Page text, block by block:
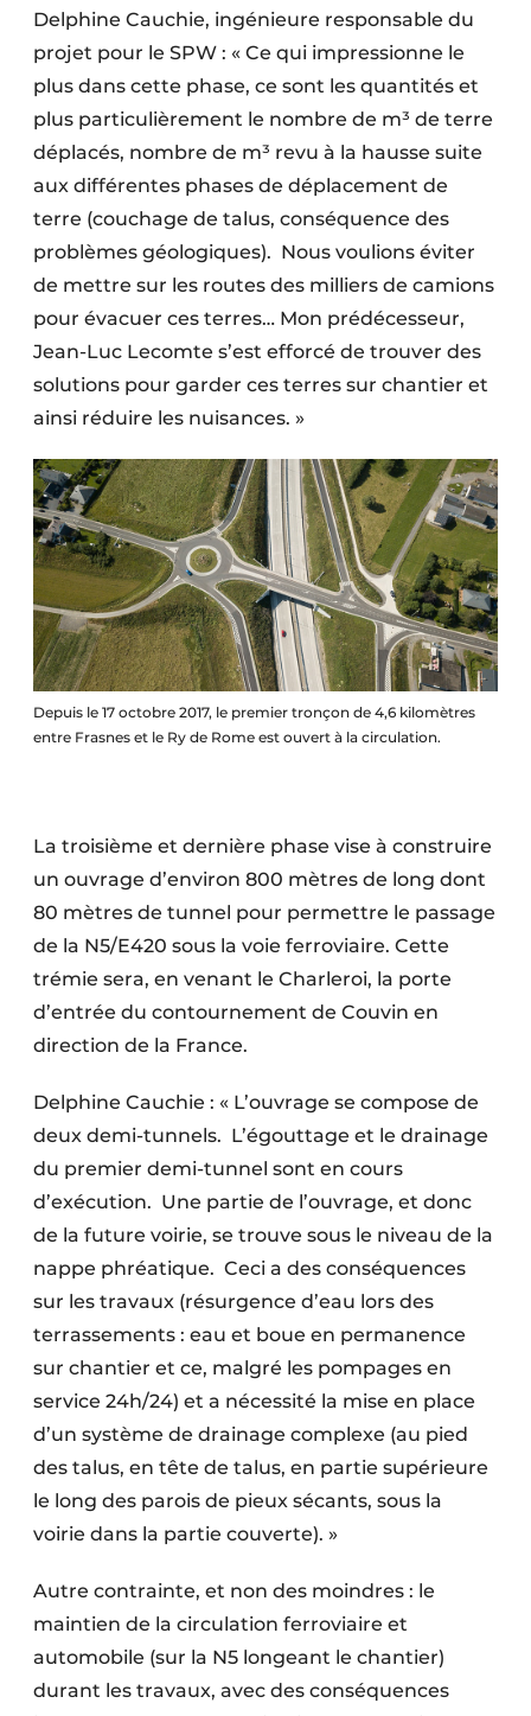
Delphine Cauchie, ingénieure responsable du
projet pour le SPW : « Ce qui impressionne le
plus dans cette phase, ce sont les quantités et
plus particulièrement le nombre de m³ de terre
déplacés, nombre de m³ revu à la hausse suite
aux différentes phases de déplacement de
terre (couchage de talus, conséquence des
problèmes géologiques). Nous voulions éviter
de mettre sur les routes des milliers de camions
pour évacuer ces terres… Mon prédécesseur,
Jean-Luc Lecomte s’est efforcé de trouver des
solutions pour garder ces terres sur chantier et
ainsi réduire les nuisances. »
Depuis le 17 octobre 2017, le premier tronçon de 4,6 kilomètres
entre Frasnes et le Ry de Rome est ouvert à la circulation.
La troisième et dernière phase vise à construire
un ouvrage d’environ 800 mètres de long dont
80 mètres de tunnel pour permettre le passage
de la N5/E420 sous la voie ferroviaire. Cette
trémie sera, en venant le Charleroi, la porte
d’entrée du contournement de Couvin en
direction de la France.
Delphine Cauchie : « L’ouvrage se compose de
deux demi-tunnels. L’égouttage et le drainage
du premier demi-tunnel sont en cours
d’exécution. Une partie de l’ouvrage, et donc
de la future voirie, se trouve sous le niveau de la
nappe phréatique. Ceci a des conséquences
sur les travaux (résurgence d’eau lors des
terrassements : eau et boue en permanence
sur chantier et ce, malgré les pompages en
service 24h/24) et a nécessité la mise en place
d’un système de drainage complexe (au pied
des talus, en tête de talus, en partie supérieure
le long des parois de pieux sécants, sous la
voirie dans la partie couverte). »
Autre contrainte, et non des moindres : le
maintien de la circulation ferroviaire et
automobile (sur la N5 longeant le chantier)
durant les travaux, avec des conséquences